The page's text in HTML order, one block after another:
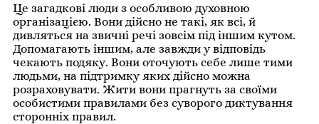
Це загадкові люди з особливою духовною
організацією. Вони дійсно не такі, як всі, й
дивляться на звичні речі зовсім під іншим кутом.
Допомагають іншим, але завжди у відповідь
чекають подяку. Вони оточують себе лише тими
людьми, на підтримку яких дійсно можна
розраховувати. Жити вони прагнуть за своїми
особистими правилами без суворого диктування
сторонніх правил.